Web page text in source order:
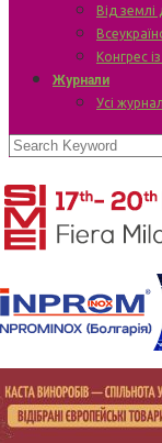
Від землі
Конгрес
Журнали
Усі